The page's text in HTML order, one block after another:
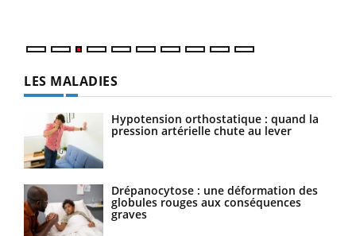
LES MALADIES
Hypotension orthostatique : quand la
pression artérielle chute au lever
Drépanocytose : une déformation des
globules rouges aux conséquences
graves